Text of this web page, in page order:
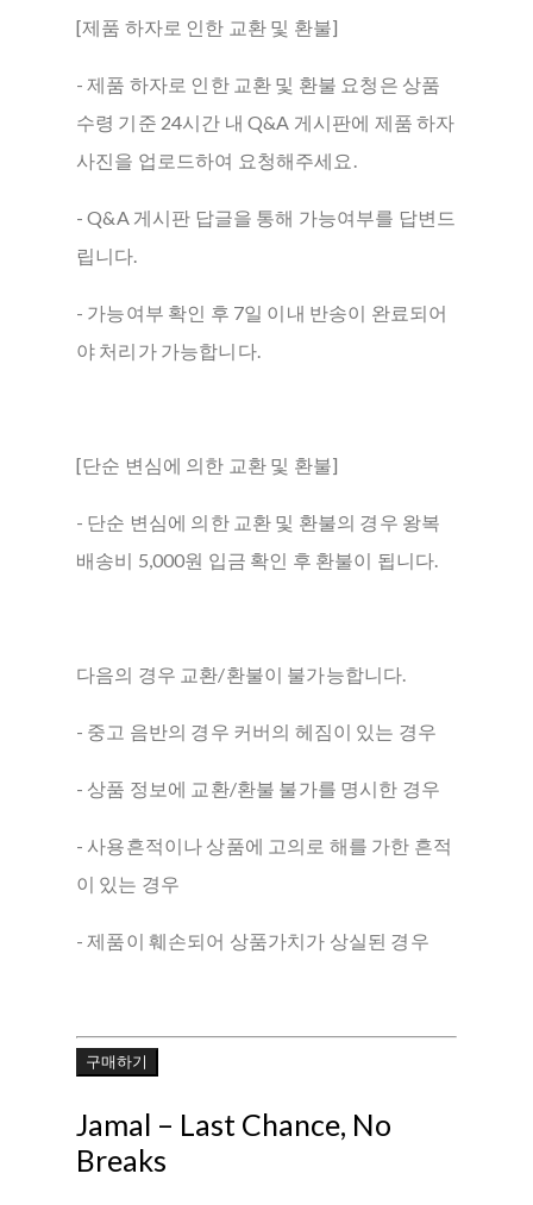
[제품 하자로 인한 교환 및 환불]
- 제품 하자로 인한 교환 및 환불 요청은 상품
수령 기준 24시간 내 Q&A 게시판에 제품 하자
사진을 업로드하여 요청해주세요.
- Q&A 게시판 답글을 통해 가능여부를 답변드
립니다.
- 가능여부 확인 후 7일 이내 반송이 완료되어
야 처리가 가능합니다.
[단순 변심에 의한 교환 및 환불]
- 단순 변심에 의한 교환 및 환불의 경우 왕복
배송비 5,000원 입금 확인 후 환불이 됩니다.
다음의 경우 교환/환불이 불가능합니다.
- 중고 음반의 경우 커버의 헤짐이 있는 경우
- 상품 정보에 교환/환불 불가를 명시한 경우
- 사용흔적이나 상품에 고의로 해를 가한 흔적
이 있는 경우
- 제품이 훼손되어 상품가치가 상실된 경우
구매하기
Jamal – Last Chance, No
Breaks